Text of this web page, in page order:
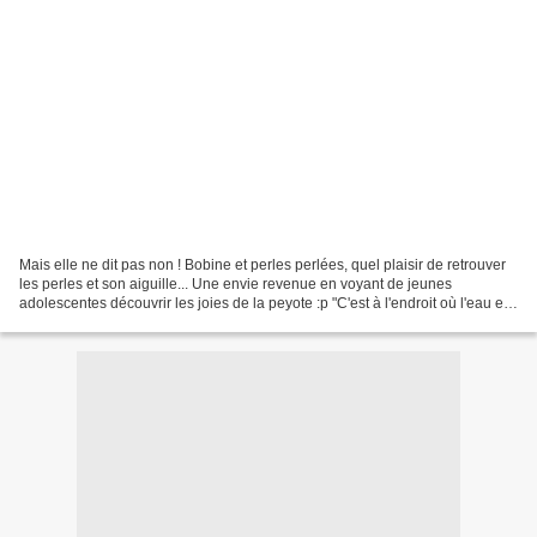
Mais elle ne dit pas non ! Bobine et perles perlées, quel plaisir de retrouver
les perles et son aiguille... Une envie revenue en voyant de jeunes
adolescentes découvrir les joies de la peyote :p "C'est à l'endroit où l'eau est